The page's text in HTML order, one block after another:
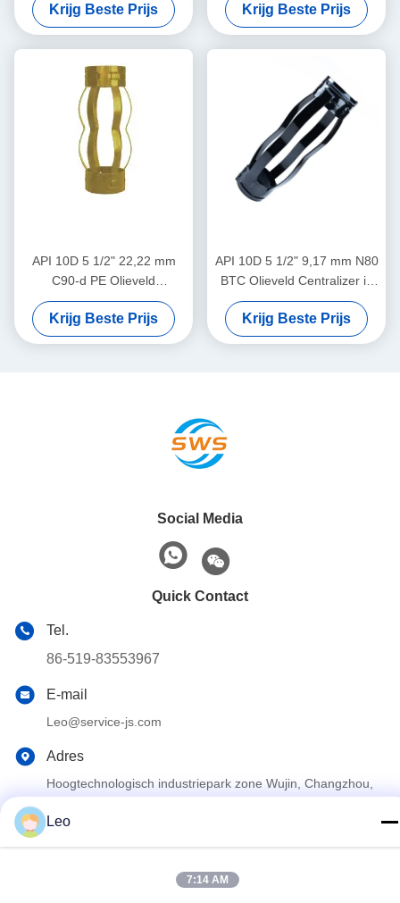
Krijg Beste Prijs
beperken van de
verplaatsing van de
casingcentralizer in olie- en
Krijg Beste Prijs
API 10D 5 1/2" 22,22 mm
C90-d PE Olieveld
Centralizer in Olie & Gas
Operaties
Krijg Beste Prijs
API 10D 5 1/2" 9,17 mm N80
BTC Olieveld Centralizer in
Olie & Gas Operaties
Krijg Beste Prijs
Social Media
Quick Contact
Tel.
86-519-83553967
E-mail
Leo@service-js.com
Adres
Hoogtechnologisch industriepark zone Wujin, Changzhou,
De Goede Kwaliteit van China Cementerend Vlottermateriaal
Leo
7:14 AM